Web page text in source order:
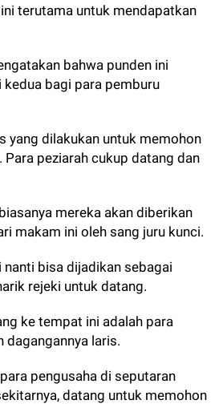
terutama untuk mendapatkan
bahwa punden ini
kedua bagi para pemburu
yang dilakukan untuk memohon
peziarah cukup datang dan
mereka akan diberikan
makam ini oleh sang juru kunci.
nanti bisa dijadikan sebagai
rejeki untuk datang.
ke tempat ini adalah para
dagangannya laris.
pengusaha di seputaran
datang untuk memohon